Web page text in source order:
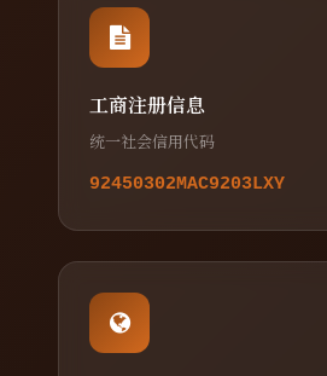
工商注册信息
统一社会信用代码
92450302MAC9203LXY